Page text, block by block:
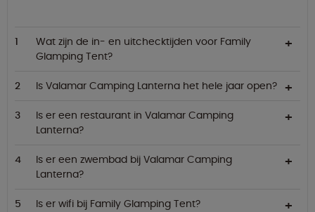
Wat zijn de in- en uitchecktijden voor Family
Glamping Tent?
Is Valamar Camping Lanterna het hele jaar open?
Is er een restaurant in Valamar Camping
Lanterna?
Is er een zwembad bij Valamar Camping
Lanterna?
Is er wifi bij Family Glamping Tent?